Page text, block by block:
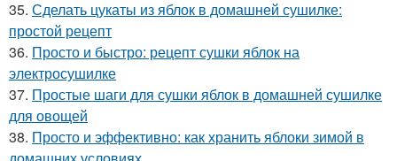
35. Сделать цукаты из яблок в домашней сушилке:
простой рецепт
36. Просто и быстро: рецепт сушки яблок на
электросушилке
37. Простые шаги для сушки яблок в домашней сушилке
для овощей
38. Просто и эффективно: как хранить яблоки зимой в